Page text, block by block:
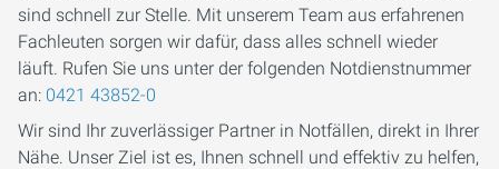
sind schnell zur Stelle. Mit unserem Team aus erfahrenen
Fachleuten sorgen wir dafür, dass alles schnell wieder
läuft. Rufen Sie uns unter der folgenden Notdienstnummer
an: 0421 43852-0
Wir sind Ihr zuverlässiger Partner in Notfällen, direkt in Ihrer
Nähe. Unser Ziel ist es, Ihnen schnell und effektiv zu helfen,